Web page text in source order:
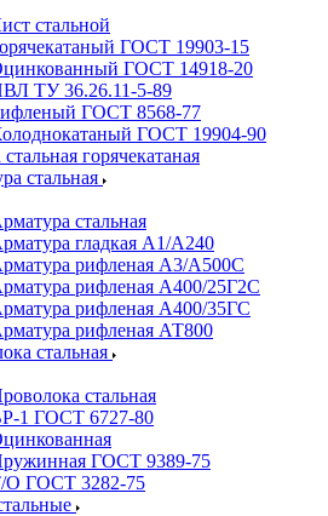
стальной
ГОСТ 19903-15
ГОСТ 14918-20
ТУ 36.26.11-5-89
ГОСТ 8568-77
ГОСТ 19904-90
горячекатаная
стальная
стальная
гладкая А1/А240
рифленая А3/А500С
рифленая А400/25Г2С
рифленая А400/35ГС
рифленая АТ800
стальная
стальная
1 ГОСТ 6727-80
ГОСТ 9389-75
О ГОСТ 3282-75